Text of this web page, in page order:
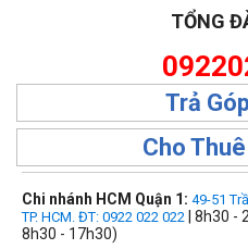
TỔNG
Trả
Cho
Chi nhánh HCM Quận 1: 49-51
TP. HCM. ĐT: 0922 022 022 | 8h30 -
8h30 - 17h30)